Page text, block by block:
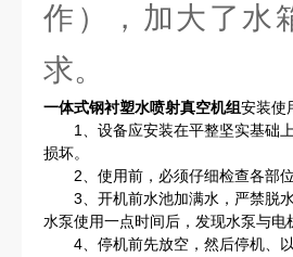
作），加大了水
求。
一体式钢衬塑水喷射真空机组安装使
1、设备应安装在平整坚实基础上
损坏。
2、使用前，必须仔细检查各部位
3、开机前水池加满水，严禁脱水
水泵使用一点时间后，发现水泵与
4、停机前先放空，然后停机、以